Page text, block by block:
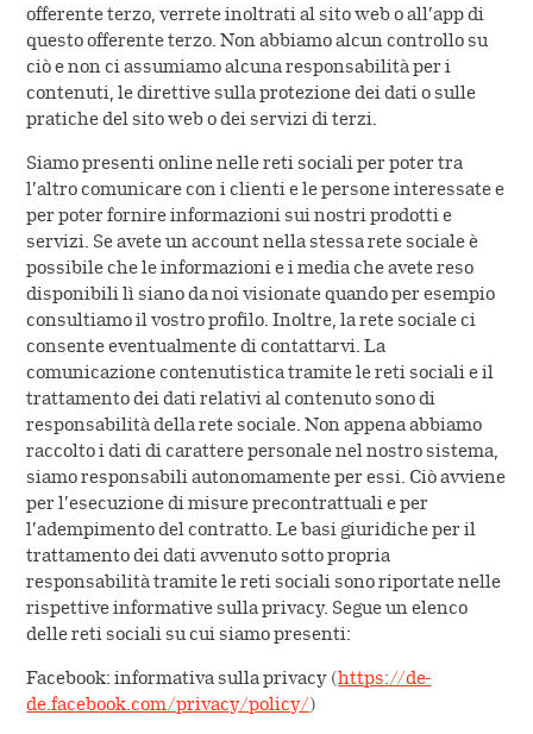
offerente terzo, verrete inoltrati al sito web o all’app di
questo offerente terzo. Non abbiamo alcun controllo su
ciò e non ci assumiamo alcuna responsabilità per i
contenuti, le direttive sulla protezione dei dati o sulle
pratiche del sito web o dei servizi di terzi.
Siamo presenti online nelle reti sociali per poter tra
l’altro comunicare con i clienti e le persone interessate e
per poter fornire informazioni sui nostri prodotti e
servizi. Se avete un account nella stessa rete sociale è
possibile che le informazioni e i media che avete reso
disponibili lì siano da noi visionate quando per esempio
consultiamo il vostro profilo. Inoltre, la rete sociale ci
consente eventualmente di contattarvi. La
comunicazione contenutistica tramite le reti sociali e il
trattamento dei dati relativi al contenuto sono di
responsabilità della rete sociale. Non appena abbiamo
raccolto i dati di carattere personale nel nostro sistema,
siamo responsabili autonomamente per essi. Ciò avviene
per l’esecuzione di misure precontrattuali e per
l’adempimento del contratto. Le basi giuridiche per il
trattamento dei dati avvenuto sotto propria
responsabilità tramite le reti sociali sono riportate nelle
rispettive informative sulla privacy. Segue un elenco
delle reti sociali su cui siamo presenti:
Facebook: informativa sulla privacy (https://de-
de.facebook.com/privacy/policy/)